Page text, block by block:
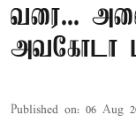
வரை...
அவகோடா
Published on: 06 Aug